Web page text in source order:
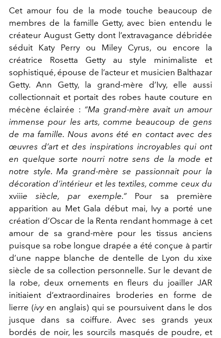
Cet amour fou de la mode touche beaucoup de
membres de la famille Getty, avec bien entendu le
créateur August Getty dont l’extravagance débridée
séduit Katy Perry ou Miley Cyrus, ou encore la
créatrice Rosetta Getty au style minimaliste et
sophistiqué, épouse de l’acteur et musicien Balthazar
Getty. Ann Getty, la grand-mère d’Ivy, elle aussi
collectionnait et portait des robes haute couture en
mécène éclairée : “Ma grand-mère avait un amour
immense pour les arts, comme beaucoup de gens
de ma famille. Nous avons été en contact avec des
œuvres d’art et des inspirations incroyables qui ont
en quelque sorte nourri notre sens de la mode et
notre style. Ma grand-mère se passionnait pour la
décoration d’intérieur et les textiles, comme ceux du
xviiie siècle, par exemple.” Pour sa première
apparition au Met Gala début mai, Ivy a porté une
création d’Oscar de la Renta rendant hommage à cet
amour de sa grand-mère pour les tissus anciens
puisque sa robe longue drapée a été conçue à partir
d’une nappe blanche de dentelle de Lyon du xixe
siècle de sa collection personnelle. Sur le devant de
la robe, deux ornements en fleurs du joailler JAR
initiaient d’extraordinaires broderies en forme de
lierre (ivy en anglais) qui se poursuivent dans le dos
jusque dans sa coiffure. Avec ses grands yeux
bordés de noir, les sourcils masqués de poudre, et